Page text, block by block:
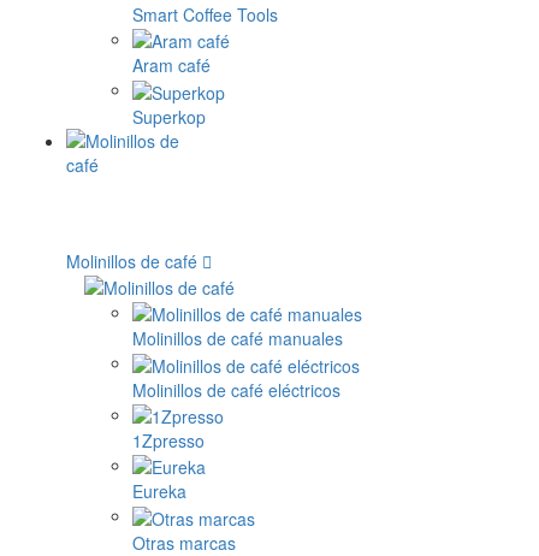
Smart Coffee Tools
Aram café
Superkop
Molinillos de café
Molinillos de café manuales
Molinillos de café eléctricos
1Zpresso
Eureka
Otras marcas